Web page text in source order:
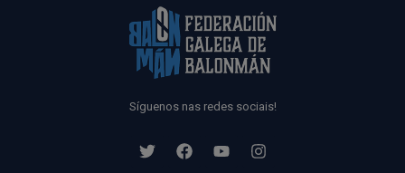
Síguenos nas redes sociais!